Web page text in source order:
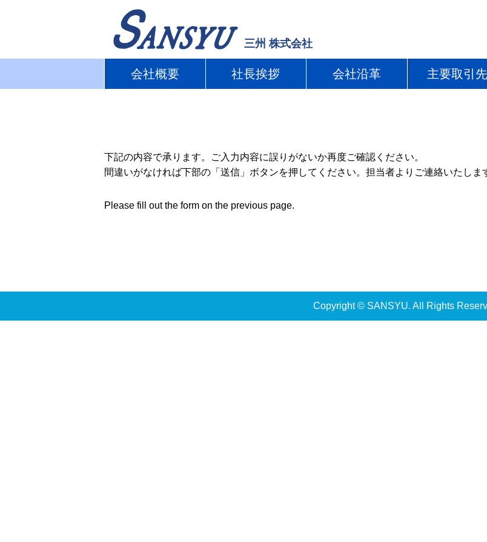
三州 株式会社
会社概要 社長挨拶 会社沿革 主要取引先
下記の内容で承ります。ご入力内容に誤りがないか再度ご確認ください。
間違いがなければ下部の「送信」ボタンを押してください。担当者よりご連絡いたしま
Please fill out the form on the previous page.
Copyright © SANSYU. All Rights